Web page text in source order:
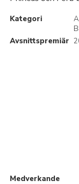
Kategori
Avsnittspremiär
Medverkande